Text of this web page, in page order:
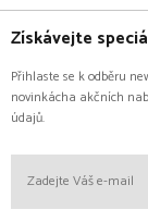
Získávejte
Přihlaste se k odběru
novinkácha akčních
údajů.